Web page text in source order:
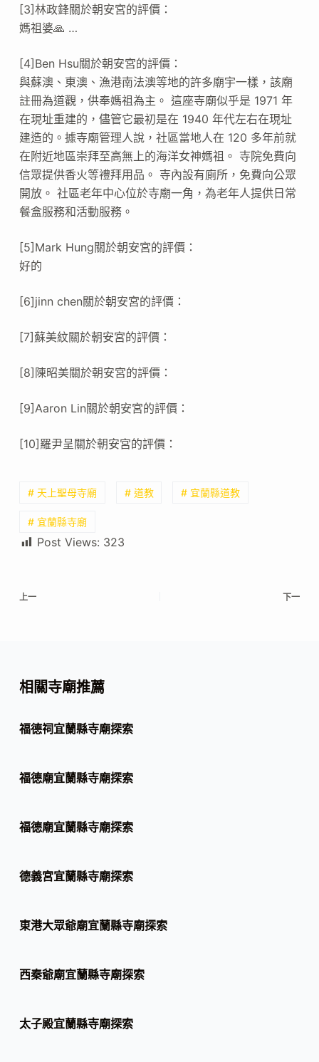
[3]林政鋒關於朝安宮的評價：
媽祖婆🙏 …
[4]Ben Hsu關於朝安宮的評價：
與蘇澳、東澳、漁港南法澳等地的許多廟宇一樣，該廟
註冊為道觀，供奉媽祖為主。 這座寺廟似乎是 1971 年
在現址重建的，儘管它最初是在 1940 年代左右在現址
建造的。據寺廟管理人說，社區當地人在 120 多年前就
在附近地區崇拜至高無上的海洋女神媽祖。 寺院免費向
信眾提供香火等禮拜用品。 寺內設有廁所，免費向公眾
開放。 社區老年中心位於寺廟一角，為老年人提供日常
餐盒服務和活動服務。
[5]Mark Hung關於朝安宮的評價：
好的
[6]jinn chen關於朝安宮的評價：
[7]蘇美紋關於朝安宮的評價：
[8]陳昭美關於朝安宮的評價：
[9]Aaron Lin關於朝安宮的評價：
[10]羅尹呈關於朝安宮的評價：
# 天上聖母寺廟 # 道教 # 宜蘭縣道教
# 宜蘭縣寺廟
Post Views: 323
上一 下一
相關寺廟推薦
福德祠宜蘭縣寺廟探索
福德廟宜蘭縣寺廟探索
福德廟宜蘭縣寺廟探索
德義宮宜蘭縣寺廟探索
東港大眾爺廟宜蘭縣寺廟探索
西秦爺廟宜蘭縣寺廟探索
太子殿宜蘭縣寺廟探索